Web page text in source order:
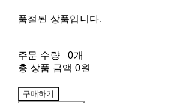
품절된 상품입니다.
주문 수량
0개
총 상품 금액 0원
구매하기